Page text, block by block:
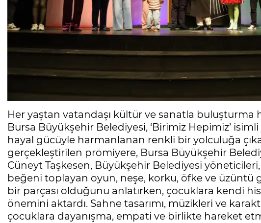
Her yaştan vatandaşı kültür ve sanatla buluşturma
Bursa Büyükşehir Belediyesi, ‘Birimiz Hepimiz’
hayal gücüyle harmanlanan renkli bir yolculuğa
gerçekleştirilen prömiyere, Bursa Büyükşehir
Cüneyt Taşkesen, Büyükşehir Belediyesi
beğeni toplayan oyun, neşe, korku, öfke ve üzüntü
bir parçası olduğunu anlatırken, çocuklara kendi
önemini aktardı. Sahne tasarımı, müzikleri ve
çocuklara dayanışma, empati ve birlikte hareket